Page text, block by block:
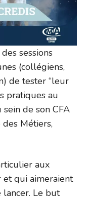
sessions
(collégiens,
de tester “leur
pratiques au
de son CFA
des Métiers,
aux
et qui aimeraient
lancer. Le but